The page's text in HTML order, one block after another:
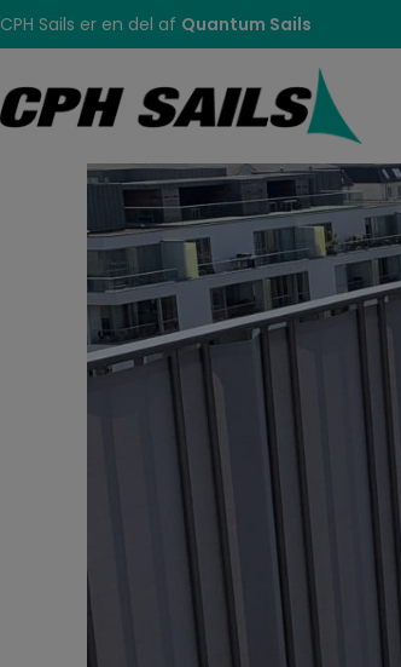
Hop
til
indholdet
CPH Sails er en del af Quantum Sails